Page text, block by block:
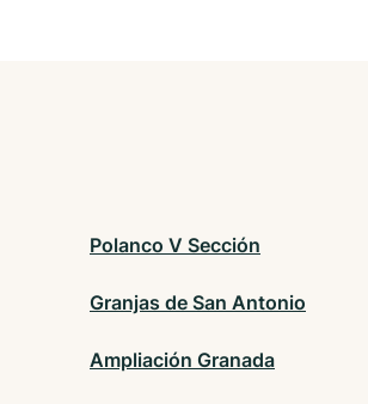
Polanco V Sección
Granjas de San Antonio
Ampliación Granada